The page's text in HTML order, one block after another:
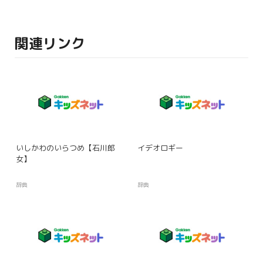
関連リンク
いしかわのいらつめ【石川郎
女】
辞典
イデオロギー
辞典